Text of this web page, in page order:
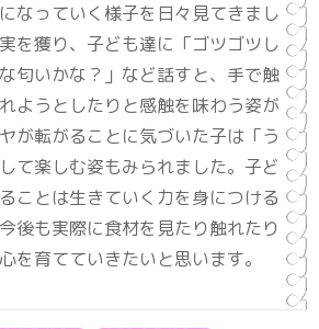
なっていく様子を日々見てきまし
を獲り、子ども達に「ゴツゴツし
匂いかな？」など話すと、手で触
ようとしたりと感触を味わう姿が
が転がることに気づいた子は「う
て楽しむ姿もみられました。子ど
ことは生きていく力を身につける
後も実際に食材を見たり触れたり
を育てていきたいと思います。